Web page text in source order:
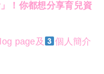
！你都想分享育兒資
page及
個人簡介